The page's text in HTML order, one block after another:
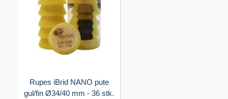
Rupes iBrid NANO pute
gul/fin Ø34/40 mm - 36 stk.